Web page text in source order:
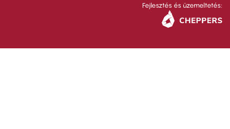
Fejlesztés és üzemeltetés: